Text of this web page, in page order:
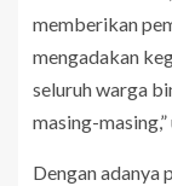
memberikan
mengadakan
seluruh warga
masing-
Dengan adanya